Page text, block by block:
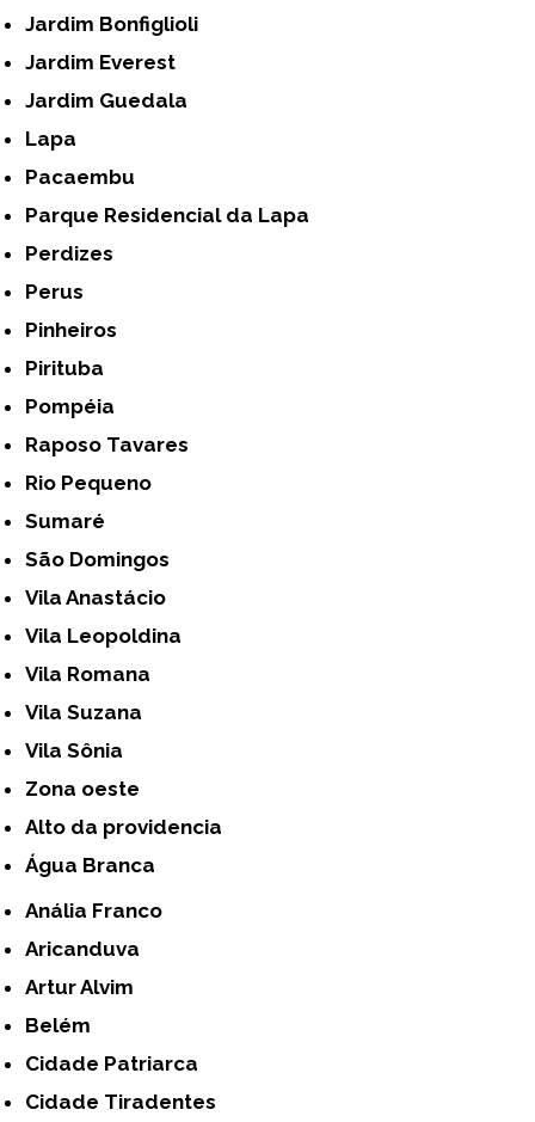
Jardim Bonfiglioli
Jardim Everest
Jardim Guedala
Lapa
Pacaembu
Parque Residencial da Lapa
Perdizes
Perus
Pinheiros
Pirituba
Pompéia
Raposo Tavares
Rio Pequeno
Sumaré
São Domingos
Vila Anastácio
Vila Leopoldina
Vila Romana
Vila Suzana
Vila Sônia
Zona oeste
alto da providencia
Água Branca
Anália Franco
Aricanduva
Artur Alvim
Belém
Cidade Patriarca
Cidade Tiradentes